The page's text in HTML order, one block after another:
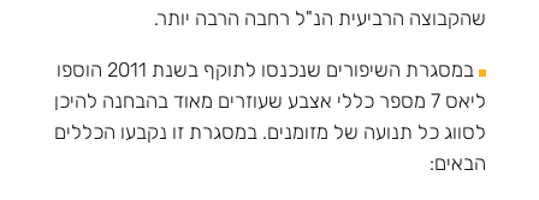
שהקבוצה הרביעית הנ"ל רחבה הרבה יותר.
במסגרת השיפורים שנכנסו לתוקף בשנת 2011 הוספו
ליאס 7 מספר כללי אצבע שעוזרים מאוד בהבחנה להיכן
לסווג כל תנועה של מזומנים. במסגרת זו נקבעו הכללים
הבאים: